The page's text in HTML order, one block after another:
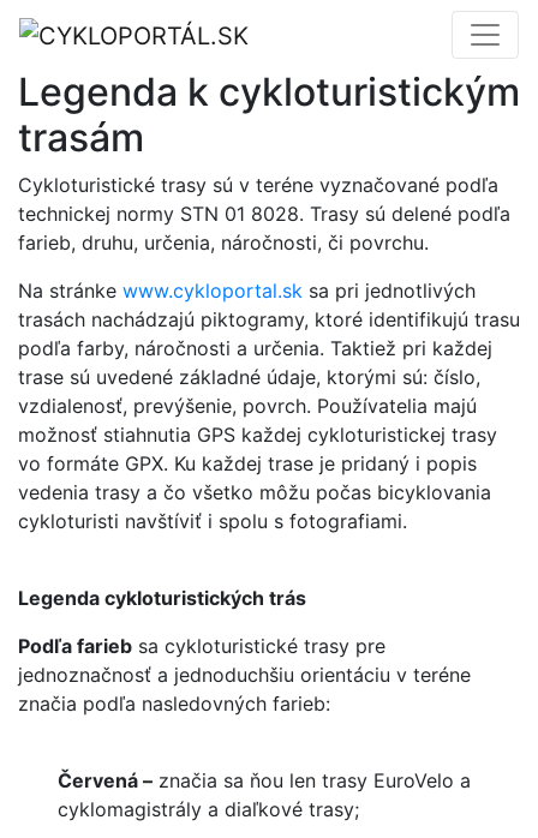
Legenda k cykloturistickým
trasám
Cykloturistické trasy sú v teréne vyznačované podľa
technickej normy STN 01 8028. Trasy sú delené podľa
farieb, druhu, určenia, náročnosti, či povrchu.
Na stránke www.cykloportal.sk sa pri jednotlivých
trasách nachádzajú piktogramy, ktoré identifikujú trasu
podľa farby, náročnosti a určenia. Taktiež pri každej
trase sú uvedené základné údaje, ktorými sú: číslo,
vzdialenosť, prevýšenie, povrch. Používatelia majú
možnosť stiahnutia GPS každej cykloturistickej trasy
vo formáte GPX. Ku každej trase je pridaný i popis
vedenia trasy a čo všetko môžu počas bicyklovania
cykloturisti navštíviť i spolu s fotografiami.
Legenda cykloturistických trás
Podľa farieb sa cykloturistické trasy pre
jednoznačnosť a jednoduchšiu orientáciu v teréne
značia podľa nasledovných farieb:
Červená – značia sa ňou len trasy EuroVelo a
cyklomagistrály a diaľkové trasy;